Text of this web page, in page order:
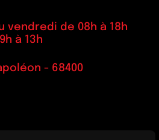
vendredi de 08h à 18h
à 13h
- 68400